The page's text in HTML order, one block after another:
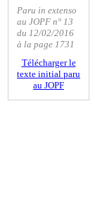
Paru in extenso
au JOPF n° 13
du 12/02/2016
à la page 1731
Télécharger le
texte initial paru
au JOPF